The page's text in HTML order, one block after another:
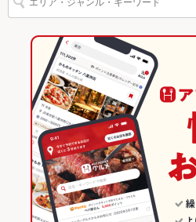
飲み放題 あり ：各種宴会コースでご
食べ放題 なし
お子様連れ
お子様連れ歓迎 ：お子様連
能です！本格中華をお気軽
ウェディン
グパーティ
ー二次会
誕生日や結婚式2次会の演出
せ下さい★
元町・中華街駅 × 広東料理
神奈川 × 中華
神奈川 × 広東料理
神奈川の中華ランキング
神奈川の広東料理ランキング
桜木町みなとみらい･関内･中華街の
桜木町みなとみらい･関内･中華街の
桜木町みなとみらい･関内･中華街の
横浜中華街のグルメランキング